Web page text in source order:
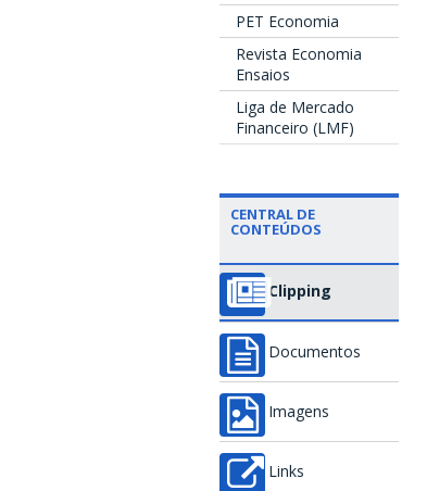
PET Economia
Revista Economia
Ensaios
Liga de Mercado
Financeiro (LMF)
CENTRAL DE
CONTEÚDOS
Clipping
Documentos
Imagens
Links